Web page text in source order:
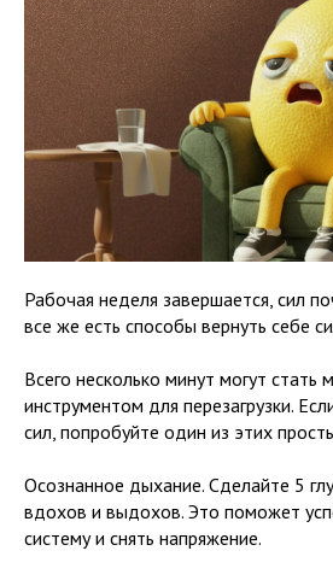
Рабочая неделя завершается, сил
все же есть способы вернуть себе
Всего несколько минут могут
инструментом для перезагрузки.
сил, попробуйте один из этих
Осознанное дыхание. Сделайте 5
вдохов и выдохов. Это поможет
систему и снять напряжение.